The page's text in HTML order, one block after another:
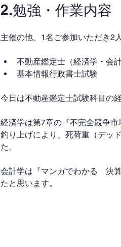
2.勉強・作業内容
主催の他、1名ご参加いただき2
不動産鑑定士（経済学・会計
基本情報行政書士試験
今日は不動産鑑定士試験科目の
経済学は第7章の『不完全競争
釣り上げにより、死荷重（デッ
た。
会計学は『マンガでわかる　決
たと思います。